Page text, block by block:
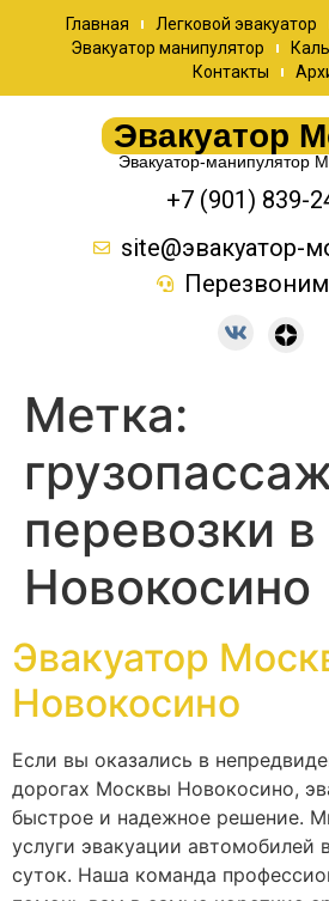
Главная Легковой эвакуатор
Эвакуатор манипулятор
Контакты
Эвакуатор
Эвакуатор-манипулятор
+7 (901) 839-
site@эвакуатор-
Метка:
перевозки
Новокосино
Эвакуатор
Новокосино
Если вы оказались в
дорогах Москвы Новокосино,
быстрое и надежное решение.
услуги эвакуации автомобилей
суток. Наша команда